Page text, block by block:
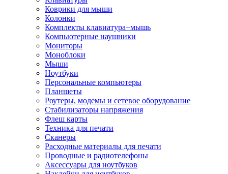
Коврики для мыши
Колонки
Комплекты клавиатура+мышь
Компьютерные наушники
Мониторы
Моноблоки
Мыши
Ноутбуки
Персональные компьютеры
Планшеты
Роутеры, модемы и сетевое оборудование
Стабилизаторы напряжения
Флеш карты
Техника для печати
Сканеры
Расходные материалы для печати
Проводные и радиотелефоны
Аксессуары для ноутбуков